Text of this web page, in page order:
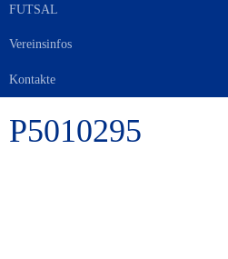
FUTSAL
Vereinsinfos
Kontakte
P5010295